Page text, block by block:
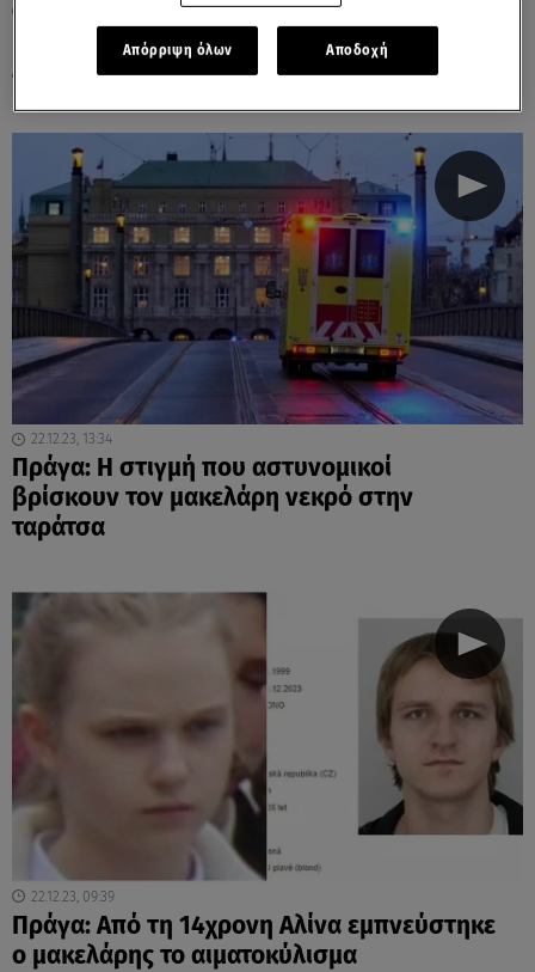
Βιέννη: Θεσσαλονικείς εγκλωβίστηκαν σε
λεωφορείο λόγω χιονοθύελλας
22.12.23, 13:34
Πράγα: Η στιγμή που αστυνομικοί
βρίσκουν τον μακελάρη νεκρό στην
ταράτσα
22.12.23, 09:39
Πράγα: Από τη 14χρονη Αλίνα εμπνεύστηκε
ο μακελάρης το αιματοκύλισμα
Απόρριψη όλων Αποδοχή